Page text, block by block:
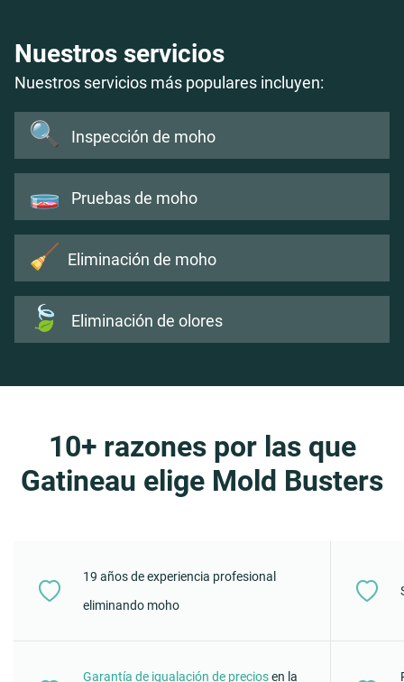
Nuestros servicios
Nuestros servicios más populares incluyen:
🔍 Inspección de moho
🧫 Pruebas de moho
🧹 Eliminación de moho
🍃 Eliminación de olores
10+ razones por las que
Gatineau elige Mold Busters
19 años de experiencia profesional
eliminando moho
Garantía de igualación de preciosen la